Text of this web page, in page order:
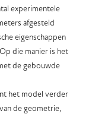
experimentele
afgesteld
eigenschappen
die manier is het
de gebouwde
het model verder
de geometrie,